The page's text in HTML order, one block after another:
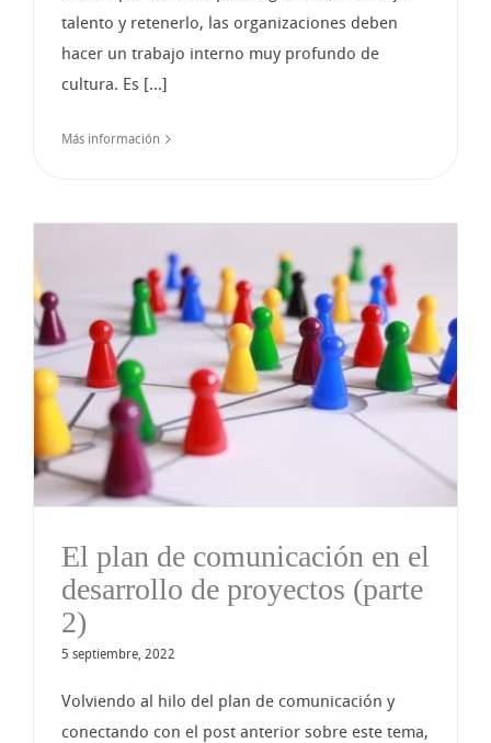
talento y retenerlo, las organizaciones deben
hacer un trabajo interno muy profundo de
cultura. Es [...]
Más información
El plan de comunicación en el
desarrollo de proyectos (parte
2)
5 septiembre, 2022
Volviendo al hilo del plan de comunicación y
conectando con el post anterior sobre este tema,